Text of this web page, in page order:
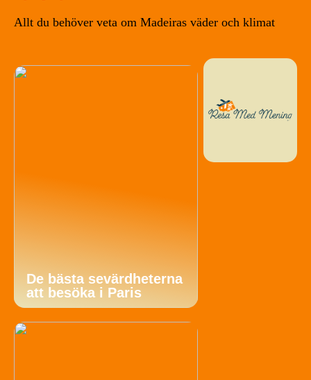
Allt du behöver veta om Madeiras väder och klimat
De bästa sevärdheterna
att besöka i Paris